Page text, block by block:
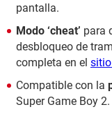
pantalla.
Modo ‘cheat’ para
desbloqueo de
completa en el sitio
Compatible con la
Super Game Boy 2.